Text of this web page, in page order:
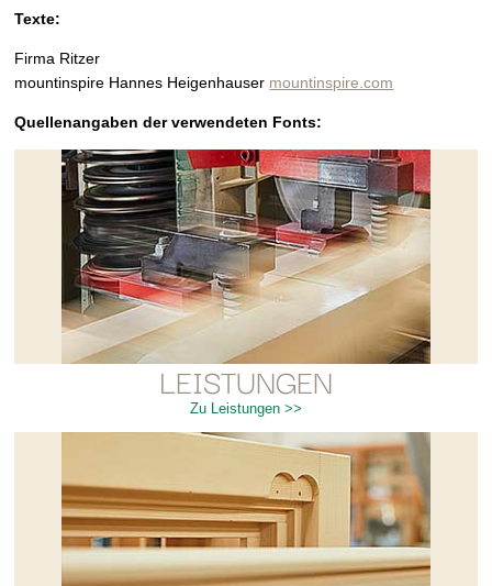
Texte:
Firma Ritzer
mountinspire Hannes Heigenhauser mountinspire.com
Quellenangaben der verwendeten Fonts:
LEISTUNGEN
Zu Leistungen >>